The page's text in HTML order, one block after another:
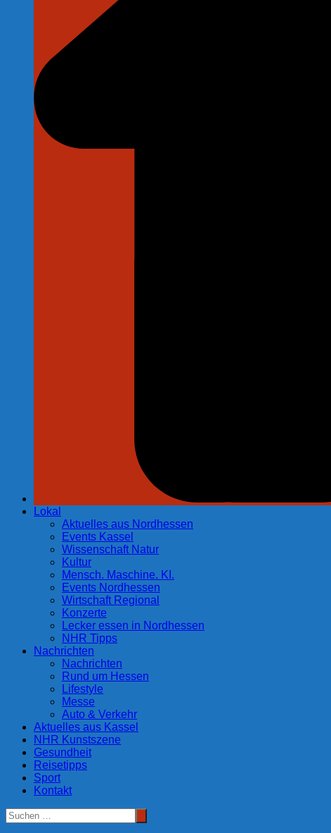
Lokal
Aktuelles aus Nordhessen
Events Kassel
Wissenschaft Natur
Kultur
Mensch. Maschine. KI.
Events Nordhessen
Wirtschaft Regional
Konzerte
Lecker essen in Nordhessen
NHR Tipps
Nachrichten
Nachrichten
Rund um Hessen
Lifestyle
Messe
Auto & Verkehr
Aktuelles aus Kassel
NHR Kunstszene
Gesundheit
Reisetipps
Sport
Kontakt